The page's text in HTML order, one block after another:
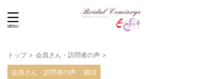
トップ > 会員さん・訪問者の声 >
会員さん・訪問者の声 婚活